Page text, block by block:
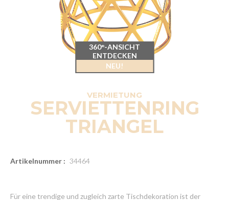
VERMIETUNG
SERVIETTENRING
TRIANGEL
Artikelnummer : 34464
Für eine trendige und zugleich zarte Tischdekoration ist der
360°-ANSICHT
ENTDECKEN
NEU!